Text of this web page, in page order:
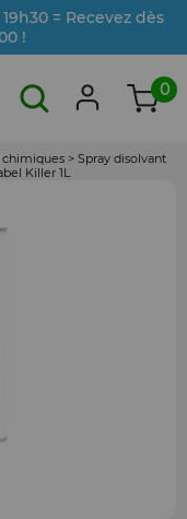
= Recevez dès
!
0
chimiques > Spray disolvant
Killer 1L